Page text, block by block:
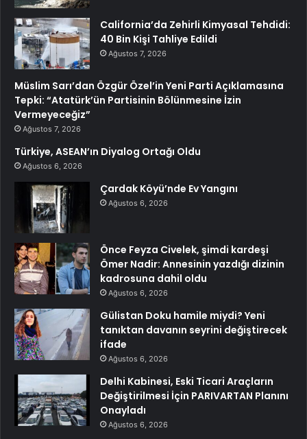
California’da Zehirli Kimyasal Tehdidi:
40 Bin Kişi Tahliye Edildi
Ağustos 7, 2026
Müslim Sarı’dan Özgür Özel’in Yeni Parti Açıklamasına
Tepki: “Atatürk’ün Partisinin Bölünmesine İzin
Vermeyeceğiz”
Ağustos 7, 2026
Türkiye, ASEAN’ın Diyalog Ortağı Oldu
Ağustos 6, 2026
Çardak Köyü’nde Ev Yangını
Ağustos 6, 2026
Önce Feyza Civelek, şimdi kardeşi
Ömer Nadir: Annesinin yazdığı dizinin
kadrosuna dahil oldu
Ağustos 6, 2026
Gülistan Doku hamile miydi? Yeni
tanıktan davanın seyrini değiştirecek
ifade
Ağustos 6, 2026
Delhi Kabinesi, Eski Ticari Araçların
Değiştirilmesi İçin PARIVARTAN Planını
Onayladı
Ağustos 6, 2026